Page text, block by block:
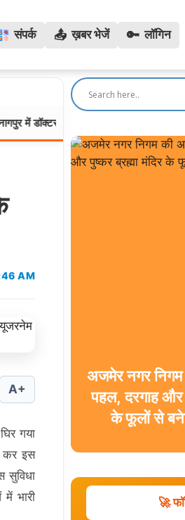
संपर्क 📤 ख़बर भेजें 🔑 लॉगिन
के बेटे की दरिंदगी: 16 वर्षीय छात्रा को
AM
A+
गया
कर इस
सुविधा
भारी
अजमेर नगर निगम
पहल, दरगाह और
के फूलों से
🚀